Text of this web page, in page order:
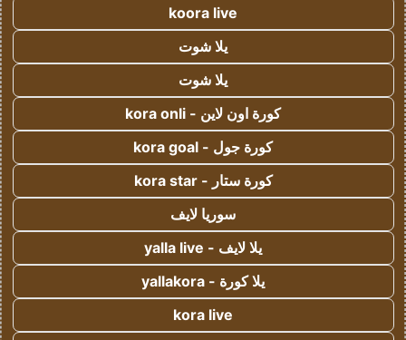
koora live
يلا شوت
يلا شوت
كورة اون لاين - kora onli
كورة جول - kora goal
كورة ستار - kora star
سوريا لايف
يلا لايف - yalla live
يلا كورة - yallakora
kora live